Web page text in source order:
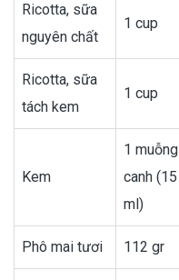
Ricotta, sữa
nguyên chất
1 cup
Ricotta, sữa
tách kem
1 cup
Kem
1 muỗng
canh (15
ml)
Phô mai tươi 112 gr